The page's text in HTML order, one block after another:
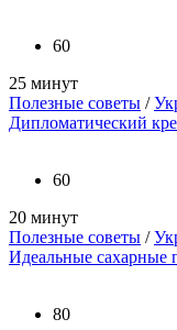
60
25 минут
Полезные советы /
Дипломатический
60
20 минут
Полезные советы /
Идеальные сахарные
80